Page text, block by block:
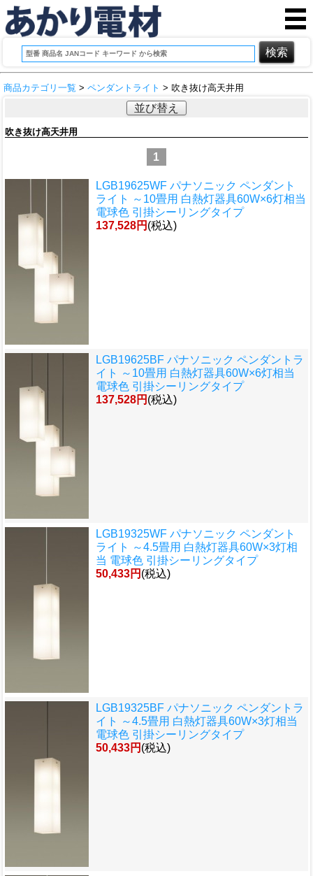
商品カテゴリ一覧 > ペンダントライト > 吹き抜け高天井用
並び替え
吹き抜け高天井用
1
LGB19625WF パナソニック ペンダント
ライト ～10畳用 白熱灯器具60W×6灯相当
電球色 引掛シーリングタイプ
137,528円 (税込)
LGB19625BF パナソニック ペンダントラ
イト ～10畳用 白熱灯器具60W×6灯相当
電球色 引掛シーリングタイプ
137,528円 (税込)
LGB19325WF パナソニック ペンダント
ライト ～4.5畳用 白熱灯器具60W×3灯相
当 電球色 引掛シーリングタイプ
50,433円 (税込)
LGB19325BF パナソニック ペンダントラ
イト ～4.5畳用 白熱灯器具60W×3灯相当
電球色 引掛シーリングタイプ
50,433円 (税込)